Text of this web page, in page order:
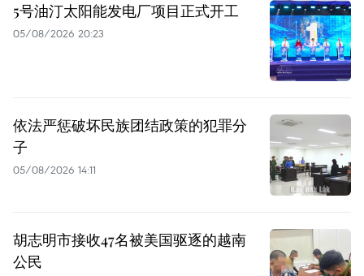
5号油汀太阳能发电厂项目正式开工
05/08/2026 20:23
依法严惩破坏民族团结政策的犯罪分
子
05/08/2026 14:11
胡志明市接收47名被美国驱逐的越南
公民